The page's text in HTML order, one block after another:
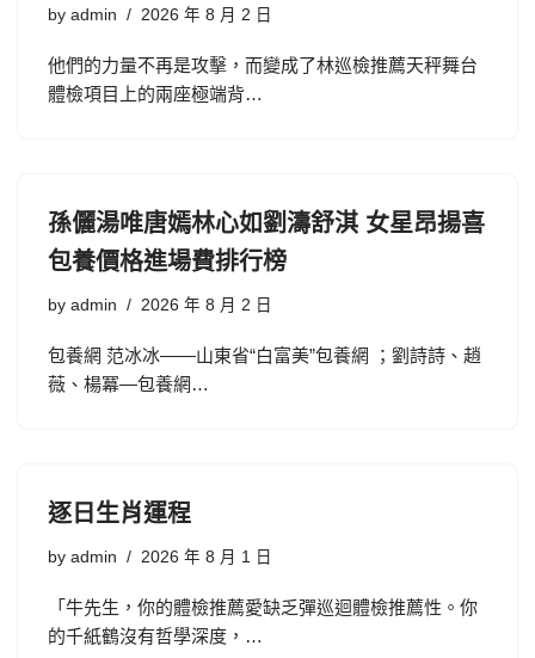
by admin 2026 年 8 月 2 日
他們的力量不再是攻擊，而變成了林巡檢推薦天秤舞台
體檢項目上的兩座極端背…
孫儷湯唯唐嫣林心如劉濤舒淇 女星昂揚喜
包養價格進場費排行榜
by admin 2026 年 8 月 2 日
包養網 范冰冰——山東省“白富美”包養網 ；劉詩詩、趙
薇、楊冪—包養網…
逐日生肖運程
by admin 2026 年 8 月 1 日
「牛先生，你的體檢推薦愛缺乏彈巡迴體檢推薦性。你
的千紙鶴沒有哲學深度，…